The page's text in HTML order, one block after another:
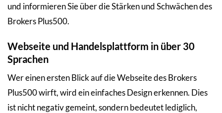
und informieren Sie über die Stärken und Schwächen des
Brokers Plus500.
Webseite und Handelsplattform in über 30
Sprachen
Wer einen ersten Blick auf die Webseite des Brokers
Plus500 wirft, wird ein einfaches Design erkennen. Dies
ist nicht negativ gemeint, sondern bedeutet lediglich,